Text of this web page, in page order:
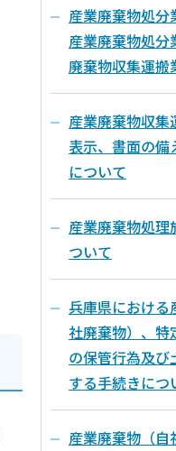
産業廃棄物処
産業廃棄物処
廃棄物収集運搬
産業廃棄物収集
表示、書面の
について
産業廃棄物処理
ついて
兵庫県における
社廃棄物）、特
の保管行為及び
する手続きにつ
産業廃棄物（